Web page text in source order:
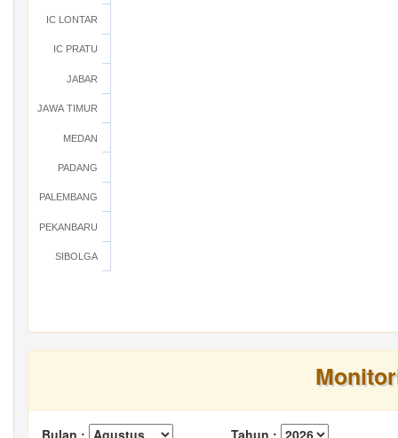
IC LONTAR
IC PRATU
JABAR
JAWA TIMUR
MEDAN
PADANG
PALEMBANG
PEKANBARU
SIBOLGA